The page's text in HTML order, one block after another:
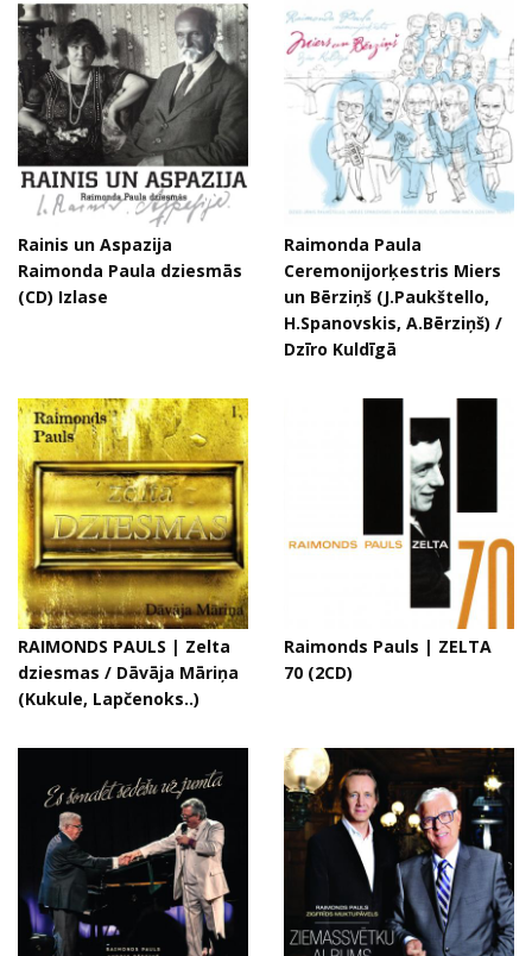
Rainis un Aspazija
Raimonda Paula dziesmās
(CD) Izlase
Raimonda Paula
Ceremonijorķestris Miers
un Bērziņš (J.Paukštello,
H.Spanovskis, A.Bērziņš) /
Dzīro Kuldīgā
RAIMONDS PAULS | Zelta
dziesmas / Dāvāja Māriņa
(Kukule, Lapčenoks..)
Raimonds Pauls | ZELTA
70 (2CD)